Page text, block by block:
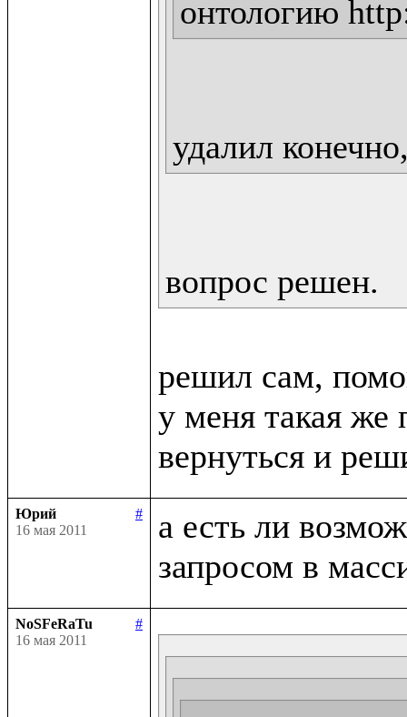
онтологию
удалил
вопрос решен.
решил сам,
у меня такая же
Юрий
#
16 мая 2011
а есть ли
NoSFeRaTu
#
16 мая 2011